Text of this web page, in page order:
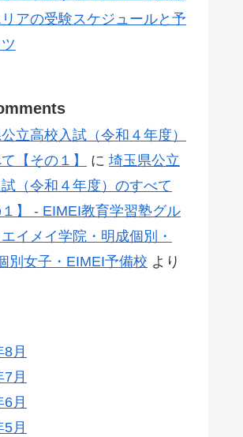
リアの受験スケジュールと予
立高校入試（令和４年度）
【その１】
に 埼玉県公立
（令和４年度）のすべて
１】 - EIMEI教育学習塾グル
イメイ学院・明成個別・
別女子・EIMEI予備校 より
月
月
月
月